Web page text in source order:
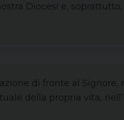
Diocesi e,
di fronte al
della propria vita,